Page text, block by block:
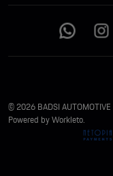
INTERIOR :
Interior complet piele
Interior complet negru
© 2026 BADSI
Powered by Workleto.